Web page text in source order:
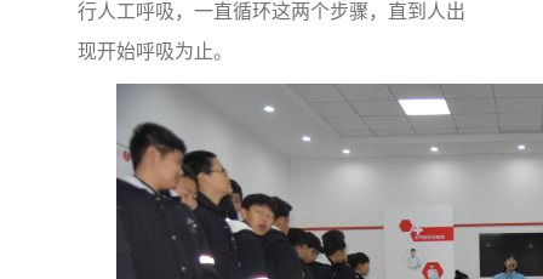
行人工呼吸，一直循环这两个步骤，直到人出
现开始呼吸为止。